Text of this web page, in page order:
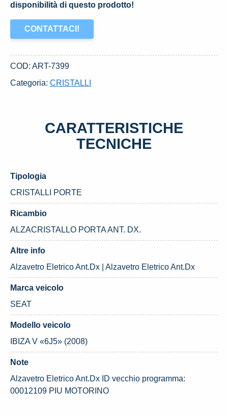
disponibilità di questo prodotto!
CONTATTACI!
COD: ART-7399
Categoria: CRISTALLI
CARATTERISTICHE
TECNICHE
Tipologia
CRISTALLI PORTE
Ricambio
ALZACRISTALLO PORTA ANT. DX.
Altre info
Alzavetro Eletrico Ant.Dx | Alzavetro Eletrico Ant.Dx
Marca veicolo
SEAT
Modello veicolo
IBIZA V «6J5» (2008)
Note
Alzavetro Eletrico Ant.Dx ID vecchio programma:
00012109 PIU MOTORINO